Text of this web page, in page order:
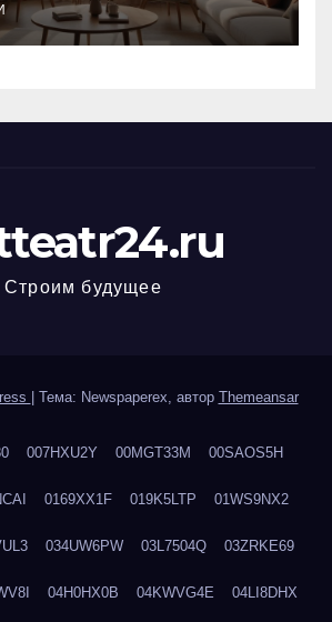
Строим будущее
Тема: Newspaperex, автор Themeansar
007HXU2Y 00MGT33M 00SAOS5H
0169XX1F 019K5LTP 01WS9NX2
034UW6PW 03L7504Q 03ZRKE69
04H0HX0B 04KWVG4E 04LI8DHX